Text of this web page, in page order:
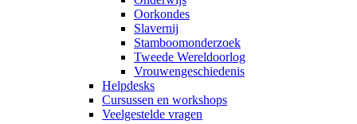
Oorkondes
Slavernij
Stamboomonderzoek
Tweede Wereldoorlog
Vrouwengeschiedenis
Helpdesks
Cursussen en workshops
Veelgestelde vragen